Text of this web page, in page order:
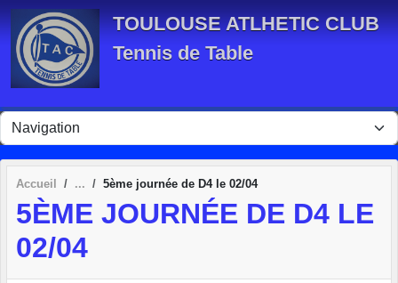
TOULOUSE ATLHETIC CLUB
Tennis de Table
Accueil 5ème journée de D4 le 02/04
5ÈME JOURNÉE DE D4 LE
02/04
Panneau de gestion des cookies